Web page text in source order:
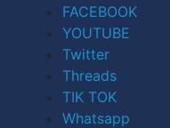
FACEBOOK
YOUTUBE
Twitter
Threads
TIK TOK
Whatsapp